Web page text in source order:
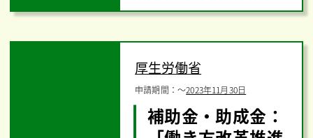
厚生労働省
申請期間：〜2023年11月30日
補助金・助成金：